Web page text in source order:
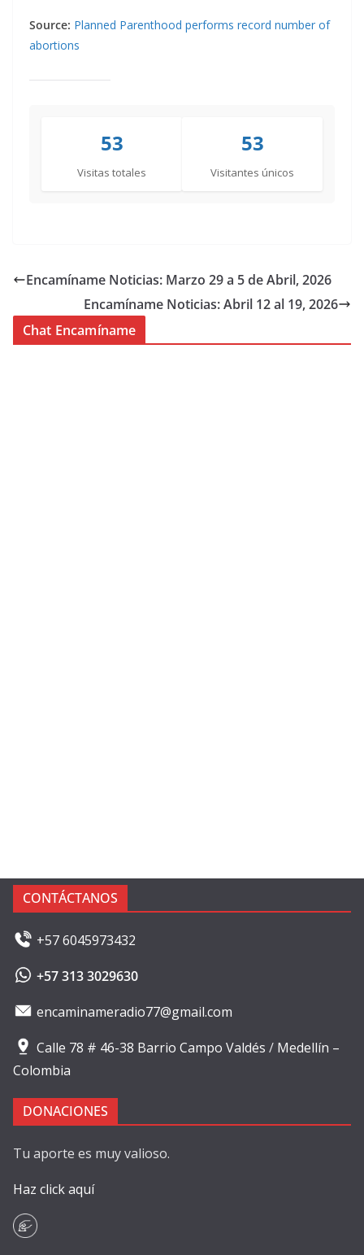
Source: Planned Parenthood performs record number of
abortions
53
Visitas totales
53
Visitantes únicos
Encamíname Noticias: Marzo 29 a 5 de Abril, 2026
Encamíname Noticias: Abril 12 al 19, 2026
Chat Encamíname
CONTÁCTANOS
+57 6045973432
+57 313 3029630
encaminameradio77@gmail.com
Calle 78 # 46-38 Barrio Campo Valdés / Medellín –
Colombia
DONACIONES
Tu aporte es muy valioso.
Haz click aquí